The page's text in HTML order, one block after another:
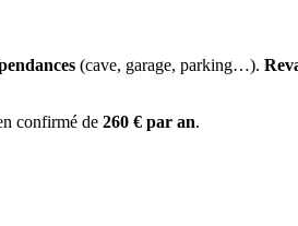
(cave, garage, parking…).
confirmé de 260 € par an.